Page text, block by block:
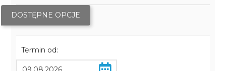
DOSTĘPNE OPCJE
Termin od: